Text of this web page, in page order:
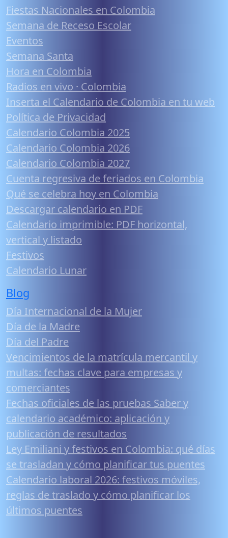
Fiestas Nacionales en Colombia
Semana de Receso Escolar
Eventos
Semana Santa
Hora en Colombia
Radios en vivo · Colombia
Inserta el Calendario de Colombia en tu web
Política de Privacidad
Calendario Colombia 2025
Calendario Colombia 2026
Calendario Colombia 2027
Cuenta regresiva de feriados en Colombia
Qué se celebra hoy en Colombia
Descargar calendario en PDF
Calendario imprimible: PDF horizontal,
vertical y listado
Festivos
Calendario Lunar
Blog
Día Internacional de la Mujer
Día de la Madre
Día del Padre
Vencimientos de la matrícula mercantil y
multas: fechas clave para empresas y
comerciantes
Fechas oficiales de las pruebas Saber y
calendario académico: aplicación y
publicación de resultados
Ley Emiliani y festivos en Colombia: qué días
se trasladan y cómo planificar tus puentes
Calendario laboral 2026: festivos móviles,
reglas de traslado y cómo planificar los
últimos puentes